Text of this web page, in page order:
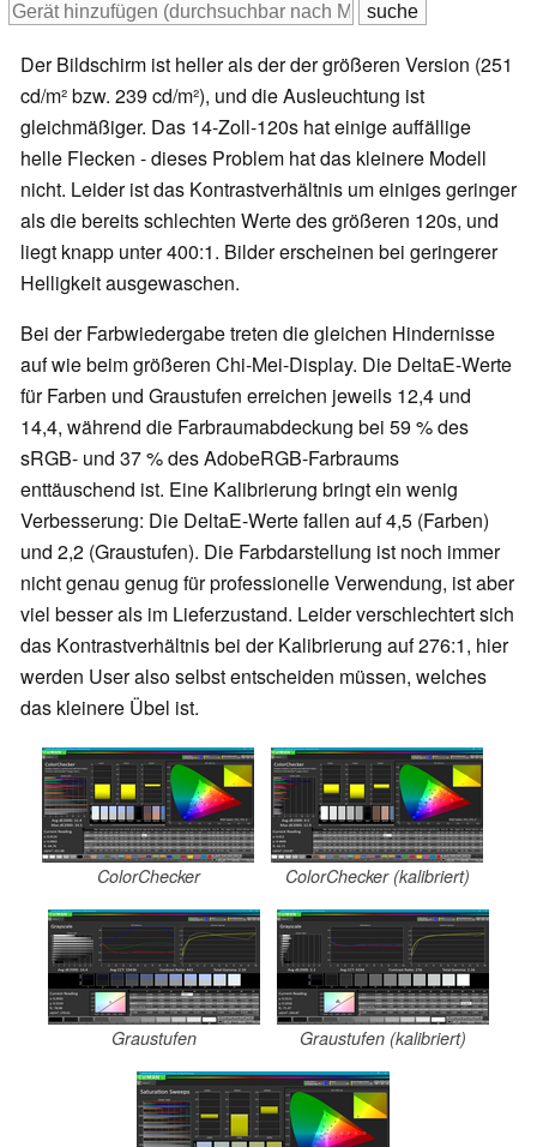
Der Bildschirm ist heller als der der größeren Version (251
cd/m² bzw. 239 cd/m²), und die Ausleuchtung ist
gleichmäßiger. Das 14-Zoll-120s hat einige auffällige
helle Flecken - dieses Problem hat das kleinere Modell
nicht. Leider ist das Kontrastverhältnis um einiges geringer
als die bereits schlechten Werte des größeren 120s, und
liegt knapp unter 400:1. Bilder erscheinen bei geringerer
Helligkeit ausgewaschen.
Bei der Farbwiedergabe treten die gleichen Hindernisse
auf wie beim größeren Chi-Mei-Display. Die DeltaE-Werte
für Farben und Graustufen erreichen jeweils 12,4 und
14,4, während die Farbraumabdeckung bei 59 % des
sRGB- und 37 % des AdobeRGB-Farbraums
enttäuschend ist. Eine Kalibrierung bringt ein wenig
Verbesserung: Die DeltaE-Werte fallen auf 4,5 (Farben)
und 2,2 (Graustufen). Die Farbdarstellung ist noch immer
nicht genau genug für professionelle Verwendung, ist aber
viel besser als im Lieferzustand. Leider verschlechtert sich
das Kontrastverhältnis bei der Kalibrierung auf 276:1, hier
werden User also selbst entscheiden müssen, welches
das kleinere Übel ist.
ColorChecker ColorChecker (kalibriert)
Graustufen Graustufen (kalibriert)